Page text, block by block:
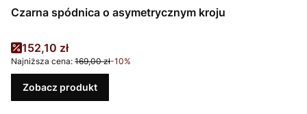
Czarna spódnica o asymetrycznym kroju
Cena promocyjna
152,10 zł
Najniższa cena: 169,00 zł-10%
Zobacz produkt